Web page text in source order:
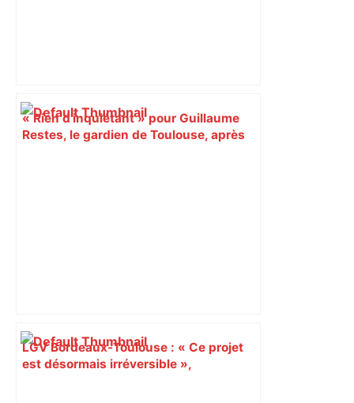
« Rien d'inquiétant » pour Guillaume
Restes, le gardien de Toulouse, après
LGV Bordeaux-Toulouse : « Ce projet
est désormais irréversible »,